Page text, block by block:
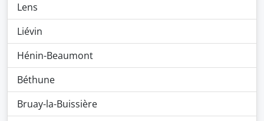
Lens
Liévin
Hénin-Beaumont
Béthune
Bruay-la-Buissière